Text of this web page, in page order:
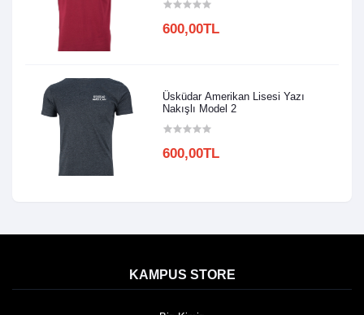
600,00TL
Üsküdar Amerikan Lisesi Yazı
Nakışlı Model 2
600,00TL
KAMPUS STORE